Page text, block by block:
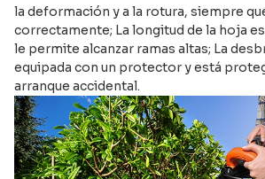
la deformación y a la rotura, siempre
correctamente; La longitud de la hoja
le permite alcanzar ramas altas; La
equipada con un protector y está
arranque accidental.